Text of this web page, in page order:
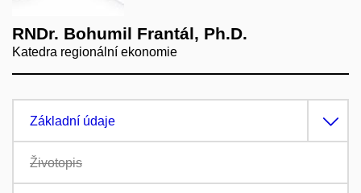
RNDr. Bohumil Frantál, Ph.D.
Katedra regionální ekonomie
Základní údaje
Životopis